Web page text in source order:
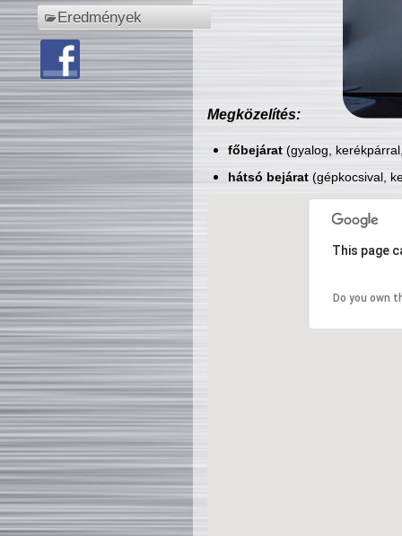
Eredmények
Megközelítés:
főbejárat(gyalog,
hátsó bejárat(gépkocsival,
This page
Do you own